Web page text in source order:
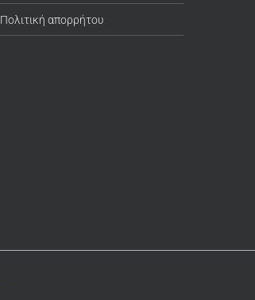
Πολιτική απορρήτου